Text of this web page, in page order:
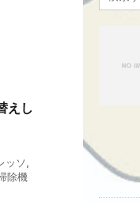
えし
ッソ
除機